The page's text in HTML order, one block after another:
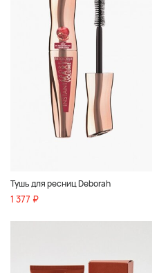
Тушь для ресниц Deborah
1 377 ₽